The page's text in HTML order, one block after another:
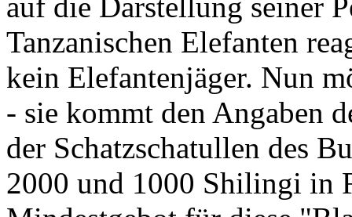
Tanzanischen Elefanten
kein Elefantenjäger. Nun
- sie kommt den Angaben
der Schatzschatullen des
2000 und 1000 Shilingi in